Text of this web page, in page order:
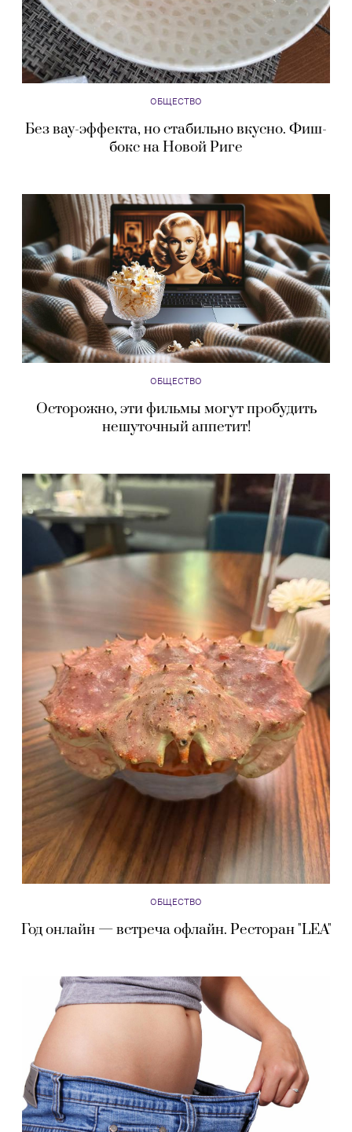
ОБЩЕСТВО
Без вау-эффекта, но стабильно вкусно. Фиш-
бокс на Новой Риге
ОБЩЕСТВО
Осторожно, эти фильмы могут пробудить
нешуточный аппетит!
ОБЩЕСТВО
Год онлайн — встреча офлайн. Ресторан "LEA"